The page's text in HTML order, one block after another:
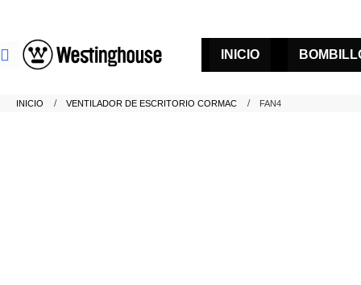
INICIO
INICIO VENTILADOR DE ESCRITORIO CORMAC FAN4